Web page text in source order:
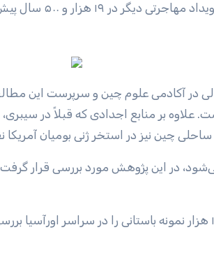
این کار همچنین
در آکادمی علوم چین و سرپرست این
علاوه بر منابع اجدادی که قبلاً در
چین نیز در استخر ژنی بومیان